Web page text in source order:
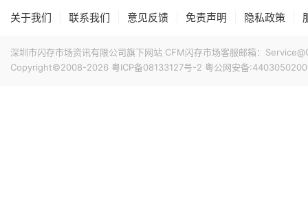
关于我们 联系我们 意见反馈 免责声明 隐私政策
深圳市闪存市场资讯有限公司旗下网站 CFM闪存市场客服邮箱：
Copyright©2008-2026 粤ICP备08133127号-2 粤公网安备